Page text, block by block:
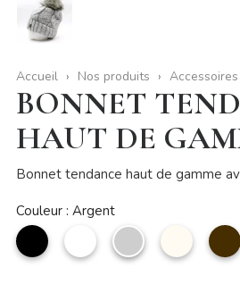
Accueil Nos produits Accessoires
BONNET
HAUT DE
Bonnet tendance haut de gamme
Couleur : Argent
noir Blanc Argent Beige